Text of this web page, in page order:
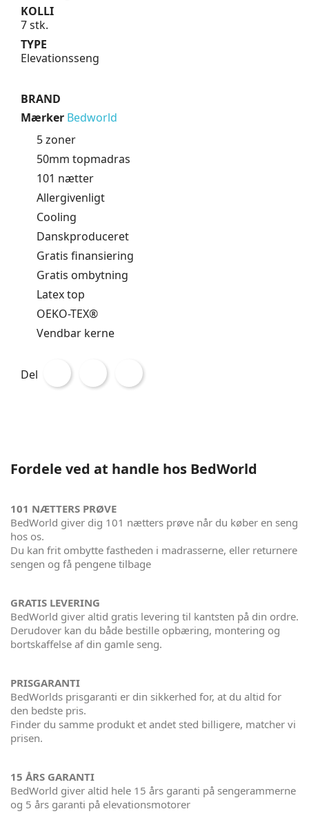
KOLLI
7 stk.
TYPE
Elevationsseng
BRAND
Mærker Bedworld
5 zoner
50mm topmadras
101 nætter
Allergivenligt
Cooling
Danskproduceret
Gratis finansiering
Gratis ombytning
Latex top
OEKO-TEX®
Vendbar kerne
Del
Fordele ved at handle hos BedWorld
101 NÆTTERS PRØVE
BedWorld giver dig 101 nætters prøve når du køber en seng
hos os.
Du kan frit ombytte fastheden i madrasserne, eller returnere
sengen og få pengene tilbage
GRATIS LEVERING
BedWorld giver altid gratis levering til kantsten på din ordre.
Derudover kan du både bestille opbæring, montering og
bortskaffelse af din gamle seng.
PRISGARANTI
BedWorlds prisgaranti er din sikkerhed for, at du altid for
den bedste pris.
Finder du samme produkt et andet sted billigere, matcher vi
prisen.
15 ÅRS GARANTI
BedWorld giver altid hele 15 års garanti på sengerammerne
og 5 års garanti på elevationsmotorer